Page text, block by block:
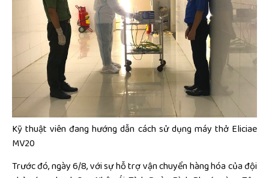
Kỹ thuật viên đang hướng dẫn cách sử dụng máy thở Eliciae
MV20
Trước đó, ngày 6/8, với sự hỗ trợ vận chuyển hàng hóa của đội